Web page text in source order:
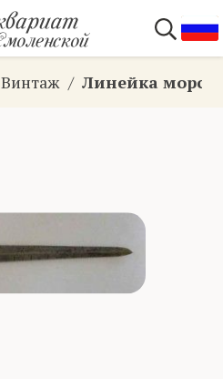
Винтаж Линейка